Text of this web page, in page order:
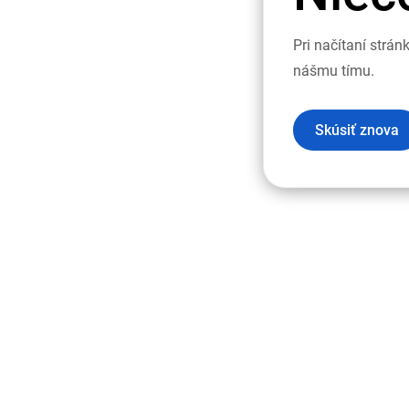
Pri načítaní
nášmu tímu.
Skúsiť znova